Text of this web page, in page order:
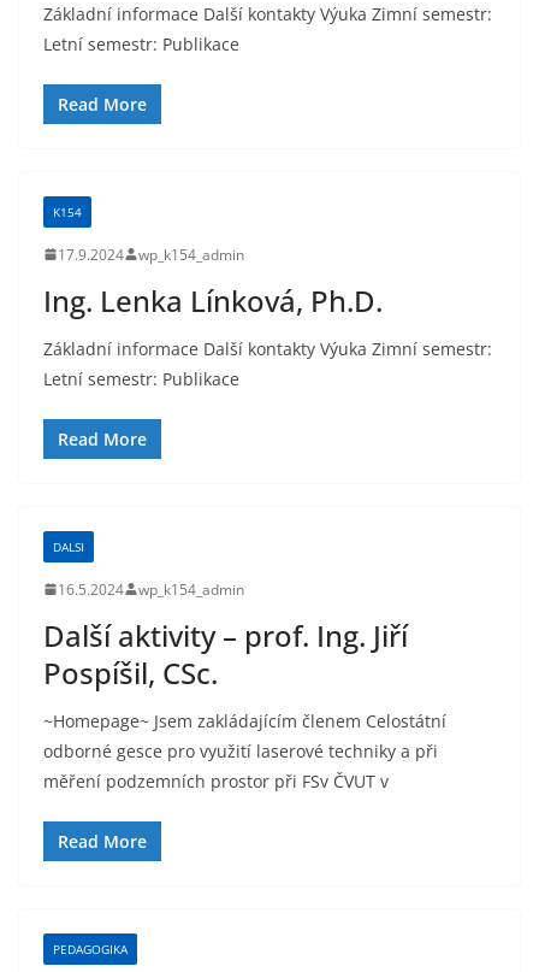
Základní informace Další kontakty Výuka Zimní semestr:
Letní semestr: Publikace
Read More
K154
17.9.2024 wp_k154_admin
Ing. Lenka Línková, Ph.D.
Základní informace Další kontakty Výuka Zimní semestr:
Letní semestr: Publikace
Read More
DALSI
16.5.2024 wp_k154_admin
Další aktivity – prof. Ing. Jiří
Pospíšil, CSc.
~Homepage~ Jsem zakládajícím členem Celostátní
odborné gesce pro využití laserové techniky a při
měření podzemních prostor při FSv ČVUT v
Read More
PEDAGOGIKA